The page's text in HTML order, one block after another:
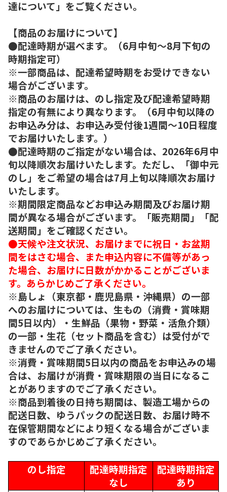
達について」をご覧ください。
【商品のお届けについて】
●配達時期が選べます。（6月中旬～8月下旬の
時期指定可）
※一部商品は、配達希望時期をお受けできない
場合がございます。
※商品のお届けは、のし指定及び配達希望時期
指定の有無により異なります。（6月中旬以降の
お申込み分は、お申込み受付後1週間～10日程度
でお届けいたします。）
●配達時期のご指定がない場合は、2026年6月中
旬以降順次お届けいたします。ただし、「御中元
のし」をご希望の場合は7月上旬以降順次お届け
いたします。
※期間限定商品などお申込み期間及びお届け期
間が異なる場合がございます。「販売期間」「配
送期間」をご確認ください。
●天候や注文状況、お届けまでに祝日・お盆期
間をはさむ場合、また申込内容に不備等があっ
た場合、お届けに日数がかかることがございま
す。あらかじめご了承ください。
※島しょ（東京都・鹿児島県・沖縄県）の一部
へのお届けについては、生もの（消費・賞味期
間5日以内）・生鮮品（果物・野菜・活魚介類）
の一部・生花（セット商品を含む）は受付がで
きませんのでご了承ください。
※消費・賞味期間5日以内の商品をお申込みの場
合は、お届けが消費・賞味期限の当日になるこ
とがありますのでご了承ください。
※商品到着後の日持ち期間は、製造工場からの
配送日数、ゆうパックの配送日数、お届け時不
在保管期間などにより短くなる場合がございま
すのであらかじめご了承ください。
のし指定
配達時期指定
なし
配達時期指定
あり